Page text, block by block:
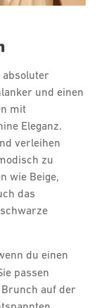
absoluter
und einen
mit
Eleganz.
verleihen
zu
wie Beige,
das
du einen
passen
auf der